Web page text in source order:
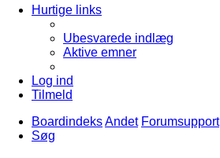
Hurtige links
Ubesvarede indlæg
Aktive emner
Log ind
Tilmeld
BoardindeksAndet Forumsupport
Søg